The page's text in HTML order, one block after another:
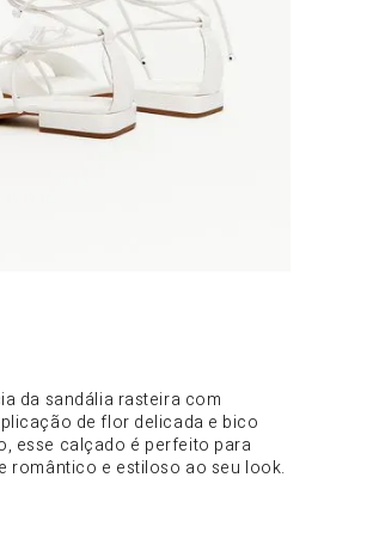
da sandália rasteira com
de flor delicada e bico
esse calçado é perfeito para
romântico e estiloso ao seu look.